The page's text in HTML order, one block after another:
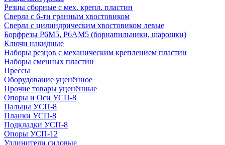
Резцы сборные с мех. крепл. пластин
Сверла с 6-ти гранным хвостовиком
Сверла с цилиндрическим хвостовиком левые
Борфрезы Р6М5, Р6АМ5 (борнапильники, шарошки)
Ключи накидные
Наборы резцов с механическим креплением пластин
Наборы сменных пластин
Прессы
Оборудование уценённое
Прочие товары уценённые
Опоры и Оси УСП-8
Пальцы УСП-8
Планки УСП-8
Подкладки УСП-8
Опоры УСП-12
Удлинители силовые